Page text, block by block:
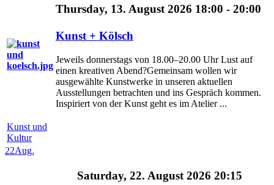
Thursday, 13. August 2026 18:00 - 20:00
Kunst + Kölsch
Jeweils donnerstags von 18.00–20.00 Uhr Lust auf
einen kreativen Abend?Gemeinsam wollen wir
ausgewählte Kunstwerke in unseren aktuellen
Ausstellungen betrachten und ins Gespräch kommen.
Inspiriert von der Kunst geht es im Atelier ...
Kunst und
Kultur
22Aug.
Saturday, 22. August 2026 20:15